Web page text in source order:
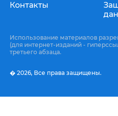
Контакты
Использование материалов
(для интернет-изданий -
третьего абзаца.
� 2026, Все права защищены.